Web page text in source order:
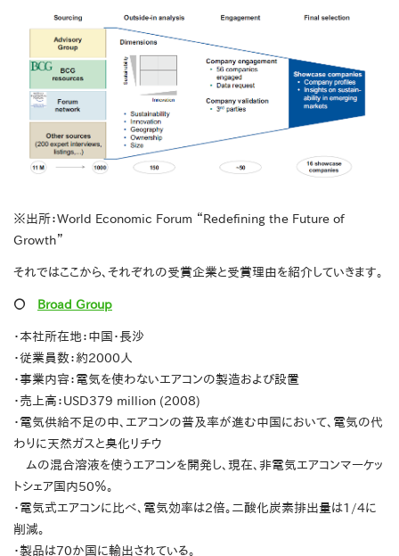
※出所：World Economic Forum “Redefining the Future of
Growth”
それではここから、それぞれの受賞企業と受賞理由を紹介していきます。
〇 Broad Group
・本社所在地：中国・長沙
・従業員数：約2000人
・事業内容：電気を使わないエアコンの製造および設置
・売上高：USD379 million (2008)
・電気供給不足の中、エアコンの普及率が進む中国において、電気の代
わりに天然ガスと臭化リチウ
ムの混合溶液を使うエアコンを開発し、現在、非電気エアコンマーケッ
トシェア国内50％。
・電気式エアコンに比べ、電気効率は2倍。二酸化炭素排出量は1/4に
削減。
・製品は70か国に輸出されている。